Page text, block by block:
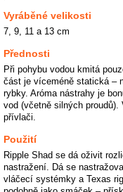
Vyráběné velikosti
7, 9, 11 a 13 cm
Přednosti
Při pohybu vodou kmitá
část je víceméně statická –
rybky. Aróma nástrahy je
vod (včetně silných
přívlači.
Použití
Ripple Shad se dá oživit
nastražení. Dá se
vláčecí systémky a Texas